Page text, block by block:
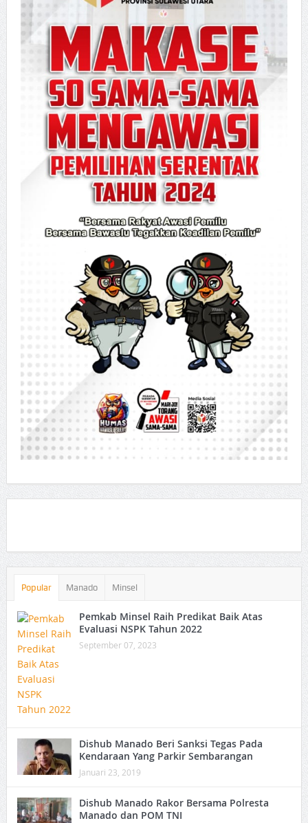
Popular Manado Minsel
Pemkab Minsel Raih Predikat Baik Atas
Evaluasi NSPK Tahun 2022
September 07, 2023
Dishub Manado Beri Sanksi Tegas Pada
Kendaraan Yang Parkir Sembarangan
Januari 23, 2019
Dishub Manado Rakor Bersama Polresta
Manado dan POM TNI